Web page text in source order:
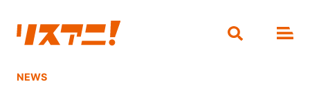
NEWS